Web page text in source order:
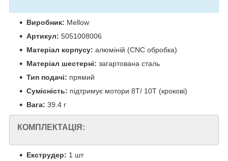
Виробник: Mellow
Артикул: 5051008006
Матеріал корпусу: алюміній (CNC обробка)
Матеріал шестерні: загартована сталь
Тип подачі: прямий
Сумісність: підтримує мотори 8Т/ 10T (крокові)
Вага: 39.4 г
КОМПЛЕКТАЦІЯ:
Екструдер: 1 шт